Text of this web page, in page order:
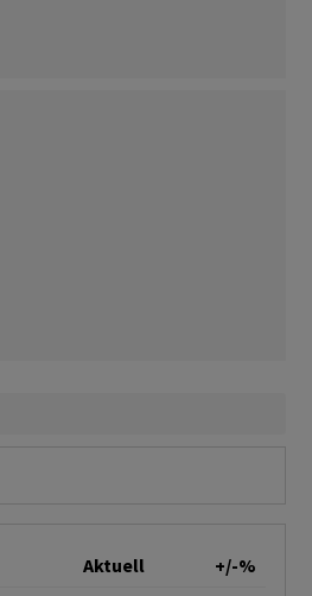
Aktuell
+/-%